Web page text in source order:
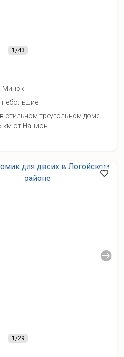
1/43
Минск
небольшие
стильном треугольном доме,
от Национ...
1/29